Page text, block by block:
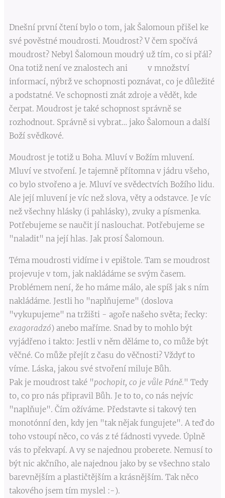
Dnešní první čtení bylo o tom, jak Šalomoun přišel ke
své pověstné moudrosti. Moudrost? V čem spočívá
moudrost? Nebyl Šalomoun moudrý už tím, co si přál?
Ona totiž není ve znalostech ani v množství
informací, nýbrž ve schopnosti poznávat, co je důležité
a podstatné. Ve schopnosti znát zdroje a vědět, kde
čerpat. Moudrost je také schopnost správně se
rozhodnout. Správně si vybrat… jako Šalomoun a další
Boží svědkové.
Moudrost je totiž u Boha. Mluví v Božím mluvení.
Mluví ve stvoření. Je tajemně přítomna v jádru všeho,
co bylo stvořeno a je. Mluví ve svědectvích Božího lidu.
Ale její mluvení je víc než slova, věty a odstavce. Je víc
než všechny hlásky (i pahlásky), zvuky a písmenka.
Potřebujeme se naučit jí naslouchat. Potřebujeme se
"naladit" na její hlas. Jak prosí Šalomoun.
Téma moudrosti vidíme i v epištole. Tam se moudrost
projevuje v tom, jak nakládáme se svým časem.
Problémem není, že ho máme málo, ale spíš jak s ním
nakládáme. Jestli ho "naplňujeme" (doslova
"vykupujeme" na tržišti - agoře našeho světa; řecky:
exagoradzó) anebo maříme. Snad by to mohlo být
vyjádřeno i takto: Jestli v něm děláme to, co může být
věčné. Co může přejít z času do věčnosti? Vždyť to
víme. Láska, jakou své stvoření miluje Bůh.
Pak je moudrost také "pochopit, co je vůle Páně." Tedy
to, co pro nás připravil Bůh. Je to to, co nás nejvíc
"naplňuje". Čím ožíváme. Představte si takový ten
monotónní den, kdy jen "tak nějak fungujete". A teď do
toho vstoupí něco, co vás z té fádnosti vyvede. Úplně
vás to překvapí. A vy se najednou proberete. Nemusí to
být nic akčního, ale najednou jako by se všechno stalo
barevnějším a plastičtějším a krásnějším. Tak něco
takového jsem tím myslel :-).